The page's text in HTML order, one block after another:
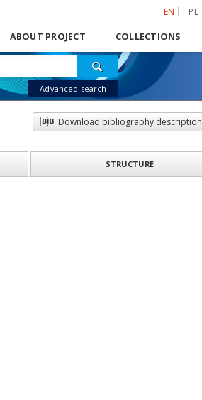
EN PL
ABOUT PROJECT COLLECTIONS
Advanced search
Download bibliography description
STRUCTURE